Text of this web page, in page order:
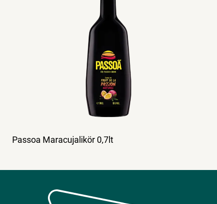
Passoa Maracujalikör 0,7lt